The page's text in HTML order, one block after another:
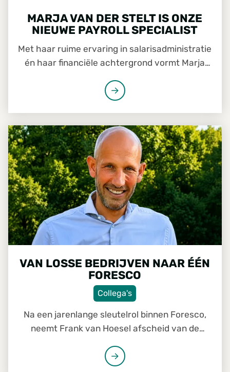
MARJA VAN DER STELT IS ONZE
NIEUWE PAYROLL SPECIALIST
Met haar ruime ervaring in salarisadministratie
én haar financiële achtergrond vormt Marja
en Finance. Sinds 1 mei versterkt zij het team
afscheid neemt van de organisatie. Tijd om
kennis te maken.
VAN LOSSE BEDRIJVEN NAAR ÉÉN
FORESCO
Collega's
Na een jarenlange sleutelrol binnen Foresco,
neemt Frank van Hoesel afscheid van de
mee aan de basis van vele veranderingen. Van
VAN LOSSE BEDRIJVEN NAAR ÉÉN FORESCO